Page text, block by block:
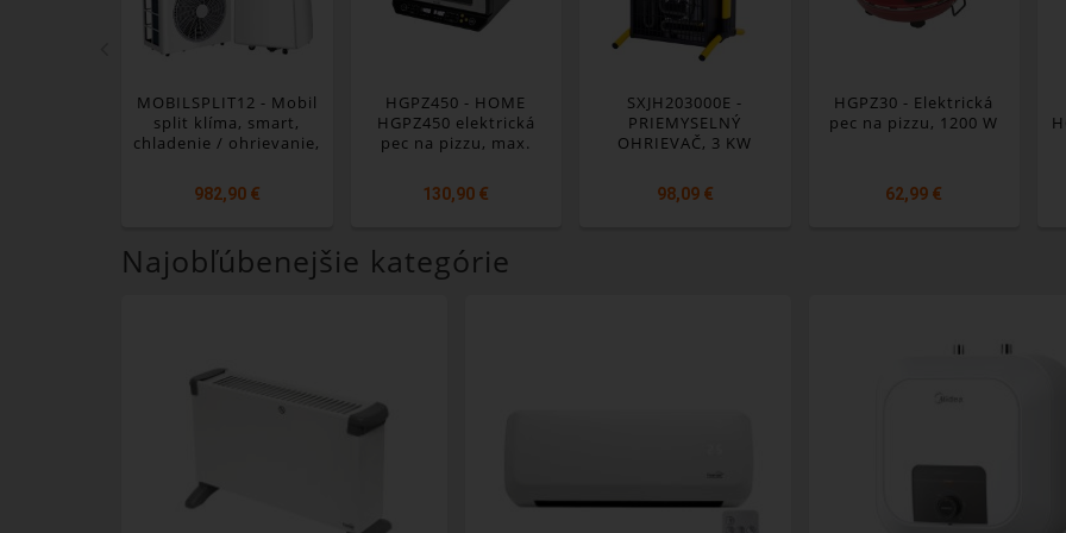
MOBILSPLIT12 - Mobil
split klíma, smart,
chladenie / ohrievanie,
982,90 €
HGPZ450 - HOME
HGPZ450 elektrická
pec na pizzu, max.
LED displej, dotykové
tlačidlo, kovové telo,
130,90 €
SXJH203000E -
PRIEMYSELNÝ
OHRIEVAČ, 3 KW
98,09 €
HGPZ30 - Elektrická
pec na pizzu, 1200 W
62,99 €
Najobľúbenejšie kategórie